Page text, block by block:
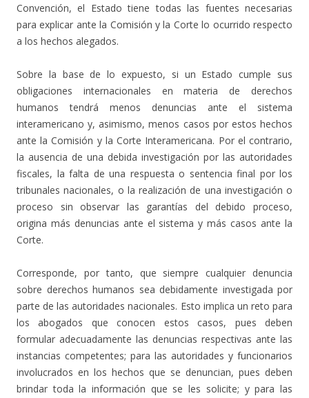
Convención, el Estado tiene todas las fuentes necesarias
para explicar ante la Comisión y la Corte lo ocurrido respecto
a los hechos alegados.
Sobre la base de lo expuesto, si un Estado cumple sus
obligaciones internacionales en materia de derechos
humanos tendrá menos denuncias ante el sistema
interamericano y, asimismo, menos casos por estos hechos
ante la Comisión y la Corte Interamericana. Por el contrario,
la ausencia de una debida investigación por las autoridades
fiscales, la falta de una respuesta o sentencia final por los
tribunales nacionales, o la realización de una investigación o
proceso sin observar las garantías del debido proceso,
origina más denuncias ante el sistema y más casos ante la
Corte.
Corresponde, por tanto, que siempre cualquier denuncia
sobre derechos humanos sea debidamente investigada por
parte de las autoridades nacionales. Esto implica un reto para
los abogados que conocen estos casos, pues deben
formular adecuadamente las denuncias respectivas ante las
instancias competentes; para las autoridades y funcionarios
involucrados en los hechos que se denuncian, pues deben
brindar toda la información que se les solicite; y para las